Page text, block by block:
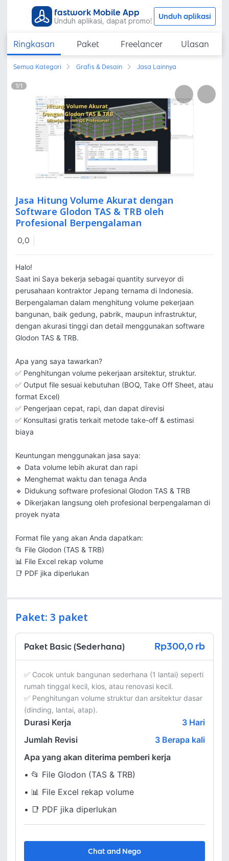
fastwork Mobile App
Unduh aplikasi, dapat promo! Unduh aplikasi
Ringkasan Paket Freelancer Ulasan
Semua Kategori Grafis & Desain Jasa Lainnya
1/1
Jasa Hitung Volume Akurat dengan
Software Glodon TAS & TRB oleh
Profesional Berpengalaman
0,0
Halo!
Saat ini Saya bekerja sebagai quantity surveyor di
perusahaan kontraktor Jepang ternama di Indonesia.
Berpengalaman dalam menghitung volume pekerjaan
bangunan, baik gedung, pabrik, maupun infrastruktur,
dengan akurasi tinggi dan detail menggunakan software
Glodon TAS & TRB.
Apa yang saya tawarkan?
✅ Penghitungan volume pekerjaan arsitektur, struktur.
✅ Output file sesuai kebutuhan (BOQ, Take Off Sheet, atau
format Excel)
✅ Pengerjaan cepat, rapi, dan dapat direvisi
✅ Konsultasi gratis terkait metode take-off & estimasi
biaya
Keuntungan menggunakan jasa saya:
🔹 Data volume lebih akurat dan rapi
🔹 Menghemat waktu dan tenaga Anda
🔹 Didukung software profesional Glodon TAS & TRB
🔹 Dikerjakan langsung oleh profesional berpengalaman di
proyek nyata
Format file yang akan Anda dapatkan:
📂 File Glodon (TAS & TRB)
📊 File Excel rekap volume
📑 PDF jika diperlukan
Paket: 3 paket
Paket Basic (Sederhana) Rp300,0 rb
✅ Cocok untuk bangunan sederhana (1 lantai) seperti
rumah tinggal kecil, kios, atau renovasi kecil.
✅ Penghitungan volume struktur dan arsitektur dasar
(dinding, lantai, atap).
Durasi Kerja 3 Hari
Jumlah Revisi
3 Berapa kali
Apa yang akan diterima pemberi kerja
• 📂 File Glodon (TAS & TRB)
• 📊 File Excel rekap volume
• 📑 PDF jika diperlukan
Chat and Nego